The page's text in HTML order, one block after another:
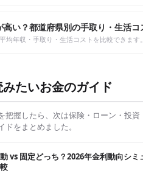
高い？都道府県別の手取り・生活コ
均年収・手取り・生活コストを比較できます。
たいお金のガイド
把握したら、次は保険・ローン・投
ドをまとめました。
vs 固定どっち？2026年金利動向シミ